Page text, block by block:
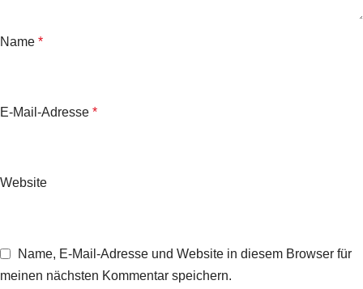
Name *
E-Mail-Adresse *
Website
Name, E-Mail-Adresse und Website in diesem Browser für
meinen nächsten Kommentar speichern.